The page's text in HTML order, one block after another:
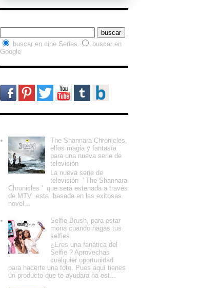
buscar en cine Series
buscar en
Google
The Shannara Chronicles,
elfos magia y fantasía
para una nueva serie de
televisión
La nueva serie de
televisión ' The Shannara
Chronicles ' que será estenada a través
de MTV esta basada en las exitosas
novel...
Selfie-Brush, para estar
mona cuando hagas tus
selfies.
¿Eres una fanática del
Selfie ? Aprovechas
cualquier oportunidad
para hacerte una foto. Pues aquí tienes
un producto que te ayudara ha est...